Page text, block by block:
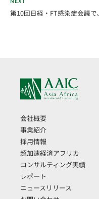
第10回日経・FT感染症会議
会社概要
事業紹介
採用情報
超加速経済アフリカ
コンサルティング実績
レポート
ニュースリリース